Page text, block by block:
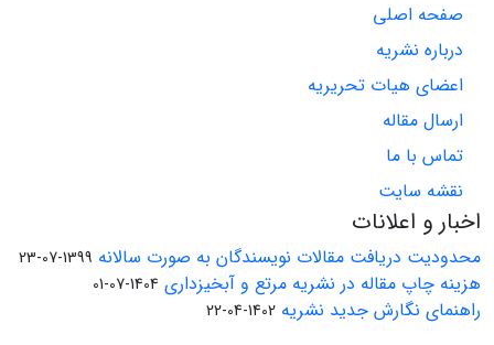
صفحه اصلی
درباره نشریه
اعضای هیات تحریریه
ارسال مقاله
تماس با ما
نقشه سایت
اخبار و اعلانات
محدودیت دریافت مقالات نویسندگان به صورت سالانه 1399-07-23
هزینه چاپ مقاله در نشریه مرتع و آبخیزداری 1404-07-01
راهنمای نگارش جدید نشریه 1402-04-22